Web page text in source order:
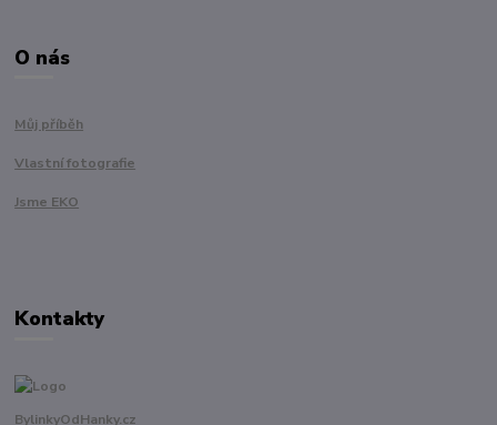
O nás
Můj příběh
Vlastní fotografie
Jsme EKO
Kontakty
BylinkyOdHanky.cz